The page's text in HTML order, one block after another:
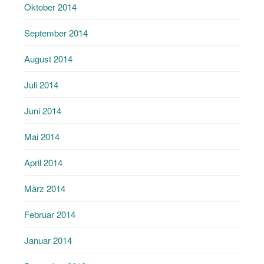
Oktober 2014
September 2014
August 2014
Juli 2014
Juni 2014
Mai 2014
April 2014
März 2014
Februar 2014
Januar 2014